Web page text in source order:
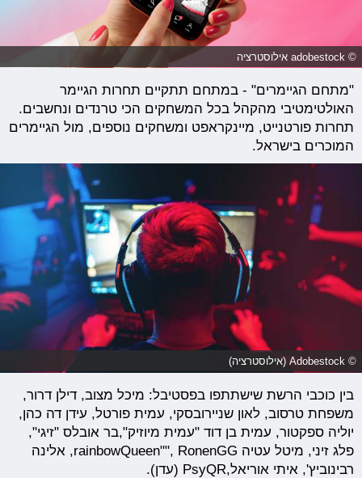
© adobestock אילוסטרציה
"מתחם הגיימרים" - במתחם תתקיים תחרות הגיימר
האולטימטיבי מהקהל בכל המשחקים הכי טרנדים ונחשבים.
תחרות פורטנייט, מיינקראפט ומשחקים נוספים, מול הגיימרים
המוכרים בישראל.
© Adobestock (אילוסטרציה)
בין כוכבי הרשת שישתתפו בפסטיבל: מיכל מצוב, דילן דרור,
משפחת טרסוב, לאון שניירובסקי, עמית פורטל, עידן דה כהן,
יוליה ספקטור, עמית בן דוד "עמית מיוזיק",בר אובלס "זיגי",
פלג זיני, מיטל עטיה rainbowQueen"", RonenGG, אלינה
רבינוביץ', איתי אוריאל,PsyQR (עדן).